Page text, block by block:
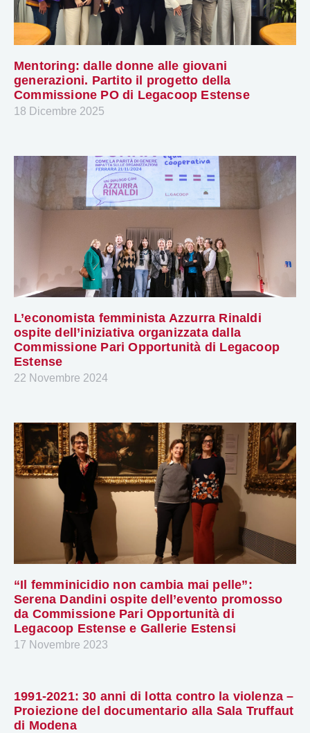
Mentoring: dalle donne alle giovani
generazioni. Partito il progetto della
Commissione PO di Legacoop Estense
18 Dicembre 2025
L’economista femminista Azzurra Rinaldi
ospite dell’iniziativa organizzata dalla
Commissione Pari Opportunità di Legacoop
Estense
22 Novembre 2024
“Il femminicidio non cambia mai pelle”:
Serena Dandini ospite dell’evento promosso
da Commissione Pari Opportunità di
Legacoop Estense e Gallerie Estensi
17 Novembre 2023
1991-2021: 30 anni di lotta contro la violenza –
Proiezione del documentario alla Sala Truffaut
di Modena